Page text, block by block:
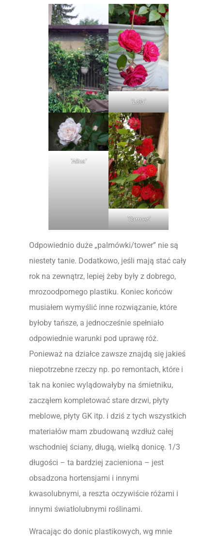
’Lola’
’Alina’
’Carmen’
Odpowiednio duże „palmówki/tower” nie są
niestety tanie. Dodatkowo, jeśli mają stać cały
rok na zewnątrz, lepiej żeby były z dobrego,
mrozoodpornego plastiku. Koniec końców
musiałem wymyślić inne rozwiązanie, które
byłoby tańsze, a jednocześnie spełniało
odpowiednie warunki pod uprawę róż.
Ponieważ na działce zawsze znajdą się jakieś
niepotrzebne rzeczy np. po remontach, które i
tak na koniec wylądowałyby na śmietniku,
zacząłem kompletować stare drzwi, płyty
meblowe, płyty GK itp. i dziś z tych wszystkich
materiałów mam zbudowaną wzdłuż całej
wschodniej ściany, długą, wielką donicę. 1/3
długości – ta bardziej zacieniona – jest
obsadzona hortensjami i innymi
kwasolubnymi, a reszta oczywiście różami i
innymi światłolubnymi roślinami.
Wracając do donic plastikowych, wg mnie